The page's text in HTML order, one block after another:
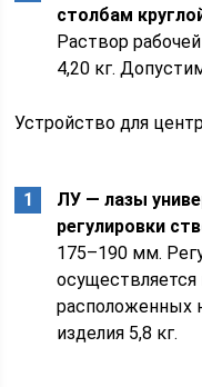
столбам
Раствор
4,20 кг.
Устройство для
ЛУ — лазы
регулировки
175–190 мм.
расположенных
изделия 5,8 кг.